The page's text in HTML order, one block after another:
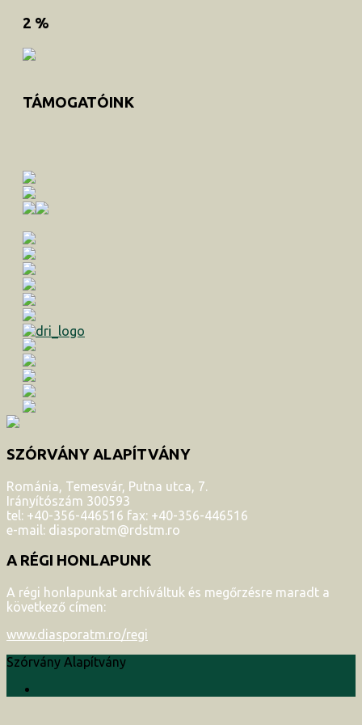
2 %
TÁMOGATÓINK
SZÓRVÁNY ALAPÍTVÁNY
Románia, Temesvár, Putna utca, 7.
Irányítószám 300593
tel: +40-356-446516 fax: +40-356-446516
e-mail: diasporatm@rdstm.ro
A RÉGI HONLAPUNK
A régi honlapunkat archíváltuk és megőrzésre maradt a
következő címen:
www.diasporatm.ro/regi
Szórvány Alapítvány